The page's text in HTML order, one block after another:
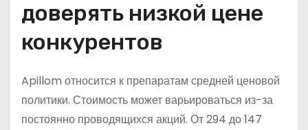
доверять низкой цене
конкурентов
Apillom относится к препаратам средней ценовой
политики. Стоимость может варьироваться из-за
постоянно проводящихся акций. От 294 до 147